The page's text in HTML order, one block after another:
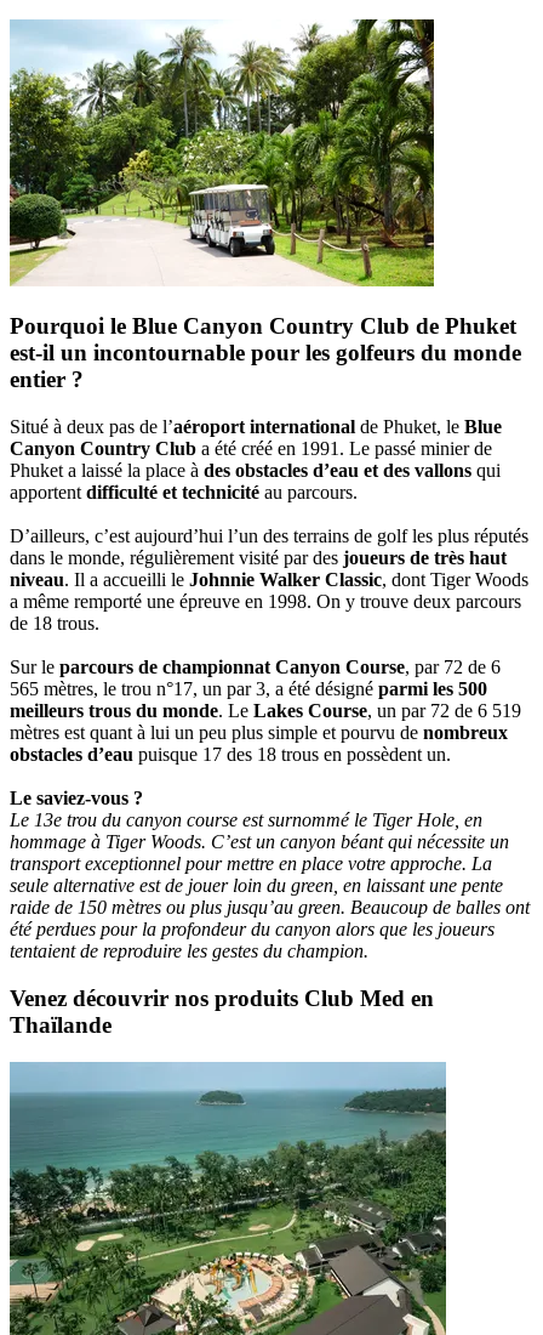
Pourquoi le Blue Canyon Country Club de Phuket
est-il un incontournable pour les golfeurs du monde
entier ?
Situé à deux pas de l’aéroport international de Phuket, le Blue
Canyon Country Club a été créé en 1991. Le passé minier de
Phuket a laissé la place à des obstacles d’eau et des vallons qui
apportent difficulté et technicité au parcours.
D’ailleurs, c’est aujourd’hui l’un des terrains de golf les plus réputés
dans le monde, régulièrement visité par des joueurs de très haut
niveau. Il a accueilli le Johnnie Walker Classic, dont Tiger Woods
a même remporté une épreuve en 1998. On y trouve deux parcours
de 18 trous.
Sur le parcours de championnat Canyon Course, par 72 de 6
565 mètres, le trou n°17, un par 3, a été désigné parmi les 500
meilleurs trous du monde. Le Lakes Course, un par 72 de 6 519
mètres est quant à lui un peu plus simple et pourvu de nombreux
obstacles d’eau puisque 17 des 18 trous en possèdent un.
Le saviez-vous ?
Le 13e trou du canyon course est surnommé le Tiger Hole, en
hommage à Tiger Woods. C’est un canyon béant qui nécessite un
transport exceptionnel pour mettre en place votre approche. La
seule alternative est de jouer loin du green, en laissant une pente
raide de 150 mètres ou plus jusqu’au green. Beaucoup de balles ont
été perdues pour la profondeur du canyon alors que les joueurs
tentaient de reproduire les gestes du champion.
Venez découvrir nos produits Club Med en
Thaïlande